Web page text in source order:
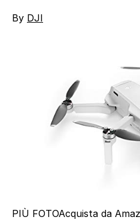
By DJI
PIÙ FOTOAcquista da